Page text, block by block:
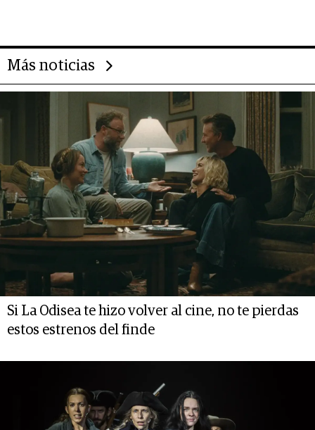
Más noticias
Si La Odisea te hizo volver al cine, no te pierdas
estos estrenos del finde